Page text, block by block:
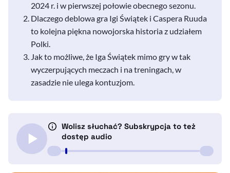
2024 r. i w pierwszej połowie obecnego sezonu.
Dlaczego deblowa gra Igi Świątek i Caspera Ruuda
to kolejna piękna nowojorska historia z udziałem
Polki.
Jak to możliwe, że Iga Świątek mimo gry w tak
wyczerpujących meczach i na treningach, w
zasadzie nie ulega kontuzjom.